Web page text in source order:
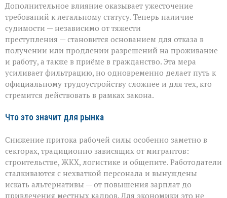
Дополнительное влияние оказывает ужесточение
требований к легальному статусу. Теперь наличие
судимости — независимо от тяжести
преступления — становится основанием для отказа в
получении или продлении разрешений на проживание
и работу, а также в приёме в гражданство. Эта мера
усиливает фильтрацию, но одновременно делает путь к
официальному трудоустройству сложнее и для тех, кто
стремится действовать в рамках закона.
Что это значит для рынка
Снижение притока рабочей силы особенно заметно в
секторах, традиционно зависящих от мигрантов:
строительстве, ЖКХ, логистике и общепите. Работодатели
сталкиваются с нехваткой персонала и вынуждены
искать альтернативы — от повышения зарплат до
привлечения местных кадров. Для экономики это не